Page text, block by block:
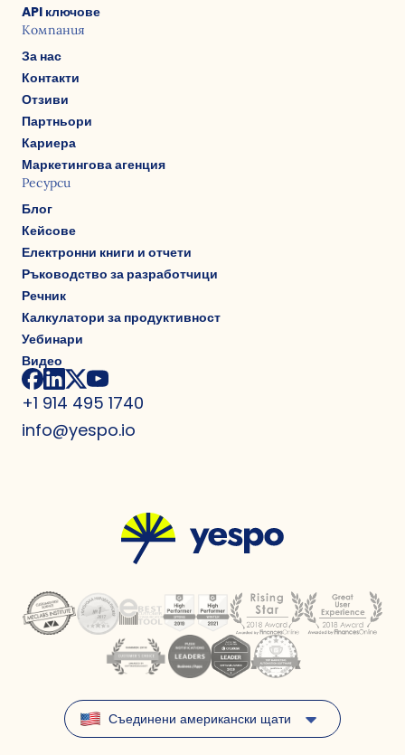
API ключове
Компания
За нас
Контакти
Отзиви
Партньори
Кариера
Маркетингова агенция
Ресурси
Блог
Кейсове
Електронни книги и отчети
Ръководство за разработчици
Речник
Калкулатори за продуктивност
Уебинари
Видео
+1 914 495 1740
info@yespo.io
Съединени американски щати